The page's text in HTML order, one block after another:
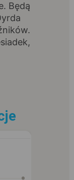
Będą